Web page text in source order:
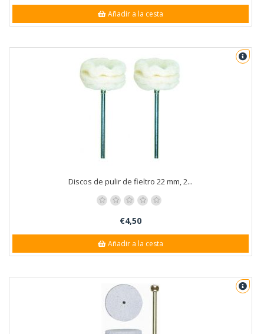
Añadir a la cesta
Discos de pulir de fieltro 22 mm, 2...
€4,50
Añadir a la cesta